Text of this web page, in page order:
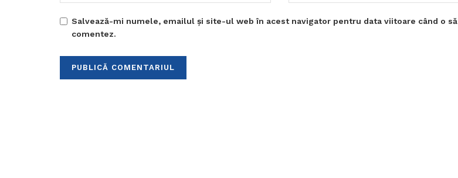
Salvează-mi numele, emailul și site-ul web în acest navigator pentru data viitoare când o să
comentez.